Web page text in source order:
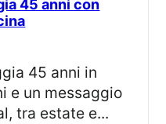
e un messaggio
tra estate e...